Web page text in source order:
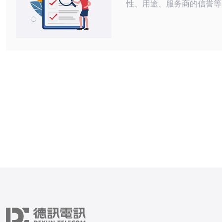
性、用途、服务商的信誉